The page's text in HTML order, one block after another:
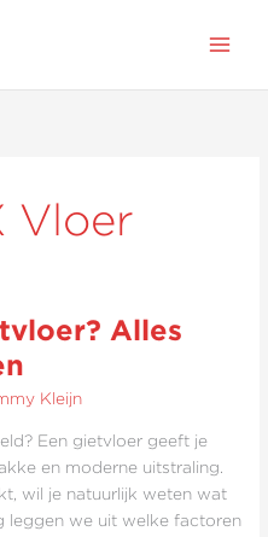
Vloer
Alles
Kleijn
Een gietvloer geeft je
en moderne uitstraling.
wil je natuurlijk weten wat
leggen we uit welke factoren